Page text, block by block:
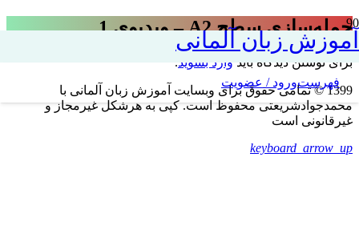
آموزش زبان آلمانی
فهرستورود / عضویت
جمله‌سازی سطح A2 – ویدیوی 1
برای نوشتن دیدگاه باید وارد بشوید.
1399 © تمامی حقوق برای وبسایت آموزش زبان آلمانی با
محمدجوادشریعتی محفوظ است. کپی به هرشکل غیرمجاز و
غیرقانونی است
keyboard_arrow_up